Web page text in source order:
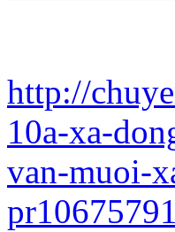
http://
10a-xa-
van-muoi-